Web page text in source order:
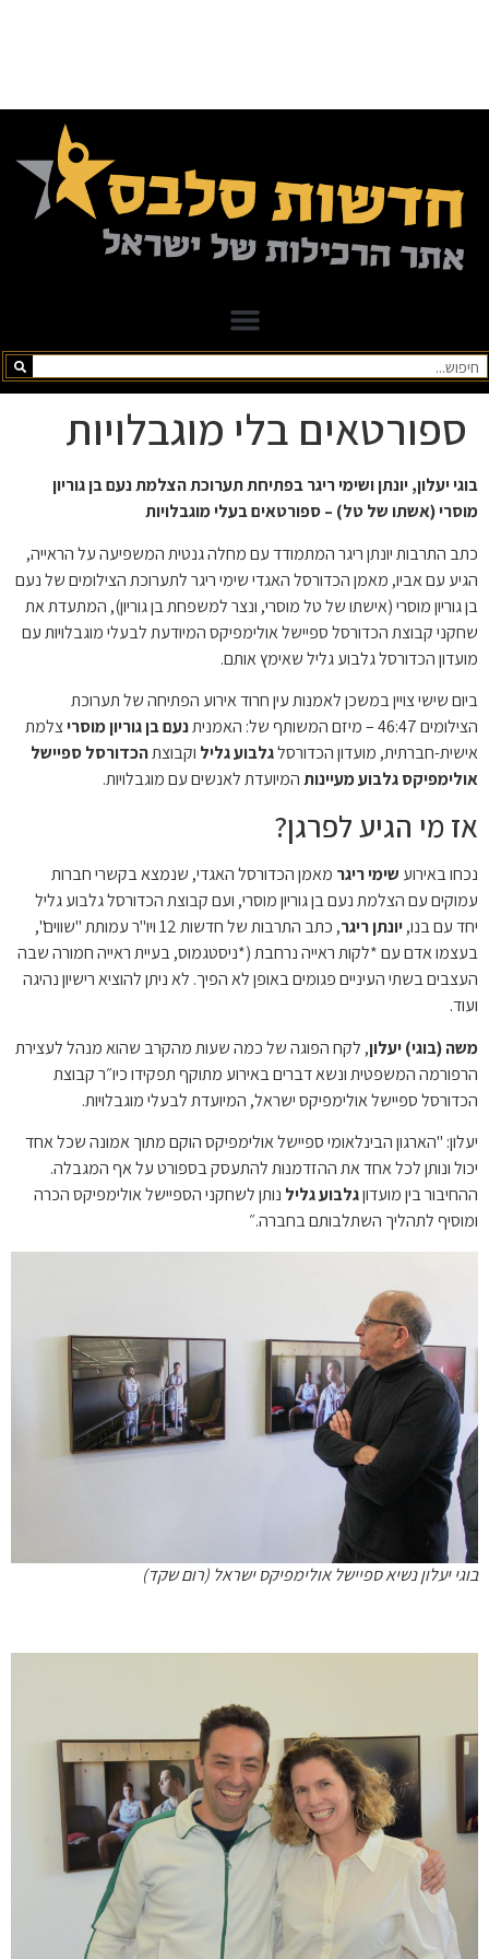
ספורטאים בלי מוגבלויות
בוגי יעלון, יונתן ושימי ריגר בפתיחת תערוכת הצלמת נעם בן גוריון
מוסרי (אשתו של טל) – ספורטאים בעלי מוגבלויות
כתב התרבות יונתן ריגר המתמודד עם מחלה גנטית המשפיעה על הראייה,
הגיע עם אביו, מאמן הכדורסל האגדי שימי ריגר לתערוכת הצילומים של נעם
בן גוריון מוסרי (אישתו של טל מוסרי, ונצר למשפחת בן גוריון), המתעדת את
שחקני קבוצת הכדורסל ספיישל אולימפיקס המיודעת לבעלי מוגבלויות עם
מועדון הכדורסל גלבוע גליל שאימץ אותם.
ביום שישי צויין במשכן לאמנות עין חרוד אירוע הפתיחה של תערוכת
הצילומים 46:47 – מיזם המשותף של: האמנית
נעם בן גוריון מוסריצלמת
אישית-חברתית, מועדון הכדורסלגלבוע גליל וקבוצתהכדורסל ספיישל
אולימפיקס גלבוע מעיינותהמיועדת לאנשים עם מוגבלויות.
אז מי הגיע לפרגן?
נכחו באירוע שימי ריגר מאמן הכדורסל האגדי, שנמצא בקשרי חברות
עמוקים עם הצלמת נעם בן גוריון מוסרי, ועם קבוצת הכדורסל גלבוע גליל
יחד עם בנו,יונתן ריגר
, כתב התרבות של חדשות 12 ויו"ר עמותת "שווים",
בעצמו אדם עם *לקות ראייה נרחבת (*ניסטגמוס, בעיית ראייה חמורה שבה
העצבים בשתי העיניים פגומים באופן לא הפיך. לא ניתן להוציא רישיון נהיגה
ועוד.
משה (בוגי) יעלון, לקח הפוגה של כמה שעות מהקרב שהוא מנהל לעצירת
הרפורמה המשפטית ונשא דברים באירוע מתוקף תפקידו כיו״ר קבוצת
הכדורסל ספיישל אולימפיקס ישראל, המיועדת לבעלי מוגבלויות.
יעלון: "הארגון הבינלאומי ספיישל אולימפיקס הוקם מתוך אמונה שכל אחד
יכול ונותן לכל אחד את ההזדמנות להתעסק בספורט על אף המגבלה.
ההחיבור בין מועדוןגלבוע גליל נותן לשחקני הספיישל אולימפיקס הכרה
ומוסיף לתהליך השתלבותם בחברה.״
בוגי יעלון נשיא ספיישל אולימפיקס ישראל (רום שקד)